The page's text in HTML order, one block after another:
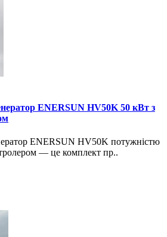
ENERSUN HV50K 50 кВт з
ENERSUN HV50K потужністю
— це комплект пр..